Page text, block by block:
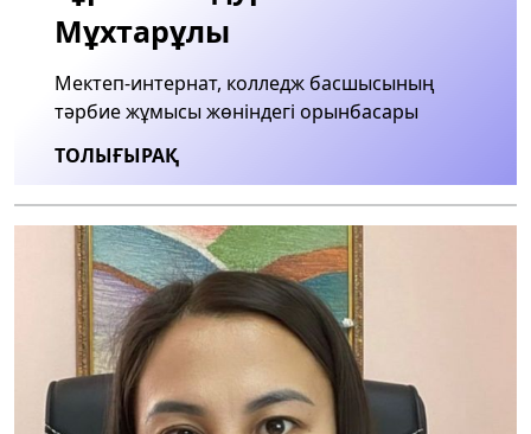
Мұхтарұлы
Мектеп-интернат, колледж басшысының
тәрбие жұмысы жөніндегі орынбасары
ТОЛЫҒЫРАҚ